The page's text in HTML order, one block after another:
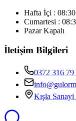
Hafta İçi :
Cumartesi :
Pazar Kapalı
İletişim Bilgileri
0372 316 79
Kışla